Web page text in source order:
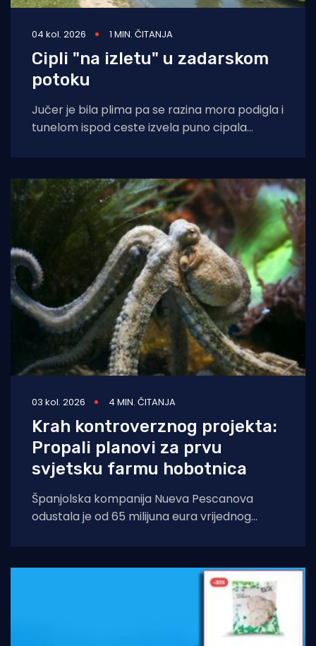
04 kol. 2026 1 MIN. ČITANJA
Cipli "na izletu" u zadarskom
potoku
Jučer je bila plima pa se razina mora podigla i
tunelom ispod ceste izvela puno cipala
03 kol. 2026 4 MIN. ČITANJA
Krah kontroverznog projekta:
Propali planovi za prvu
svjetsku farmu hobotnica
Španjolska kompanija Nueva Pescanova
odustala je od 65 milijuna eura vrijednog